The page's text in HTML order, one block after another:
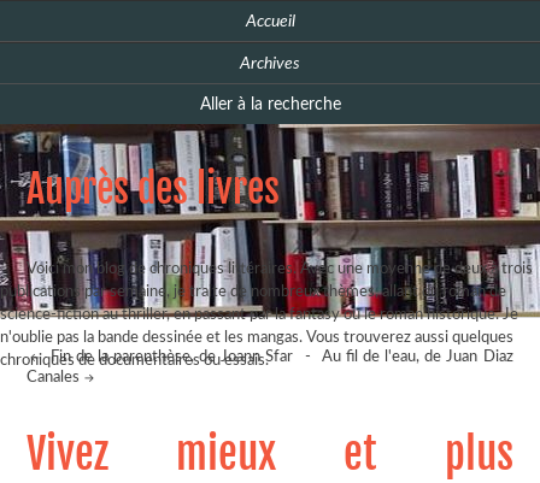
Accueil
Archives
Aller à la recherche
Auprès des livres
Voici mon blog de chroniques littéraires. Avec une moyenne de deux à trois
publications par semaine, je traite de nombreux thèmes, allant du roman de
science-fiction au thriller, en passant par la fantasy ou le roman historique. Je
n'oublie pas la bande dessinée et les mangas. Vous trouverez aussi quelques
chroniques de documentaires ou essais.
Fin de la parenthèse, de Joann Sfar -
Au fil de l'eau, de Juan Diaz
Canales
Vivez mieux et plus